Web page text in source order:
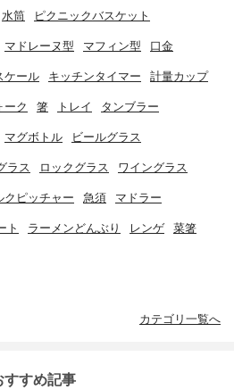
水筒 ピクニックバスケット
マドレーヌ型 マフィン型 口金
ケール キッチンタイマー 計量カップ
ーク 箸 トレイ タンブラー
マグボトル ビールグラス
ラス ロックグラス ワイングラス
クピッチャー 急須 マドラー
ト ラーメンどんぶり レンゲ 菜箸
カテゴリ一覧へ
すすめ記事